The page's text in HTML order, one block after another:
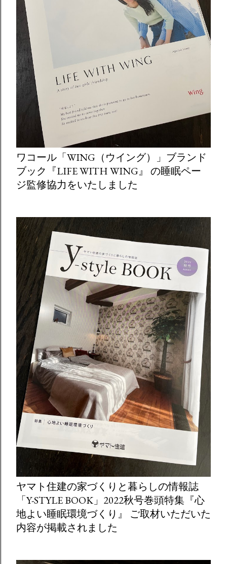
ワコール「WING（ウイング）」ブランド
ブック『LIFE WITH WING』 の睡眠ペー
ジ監修協力をいたしました
ヤマト住建の家づくりと暮らしの情報誌
「Y-STYLE BOOK」2022秋号巻頭特集『心
地よい睡眠環境づくり』 ご取材いただいた
内容が掲載されました